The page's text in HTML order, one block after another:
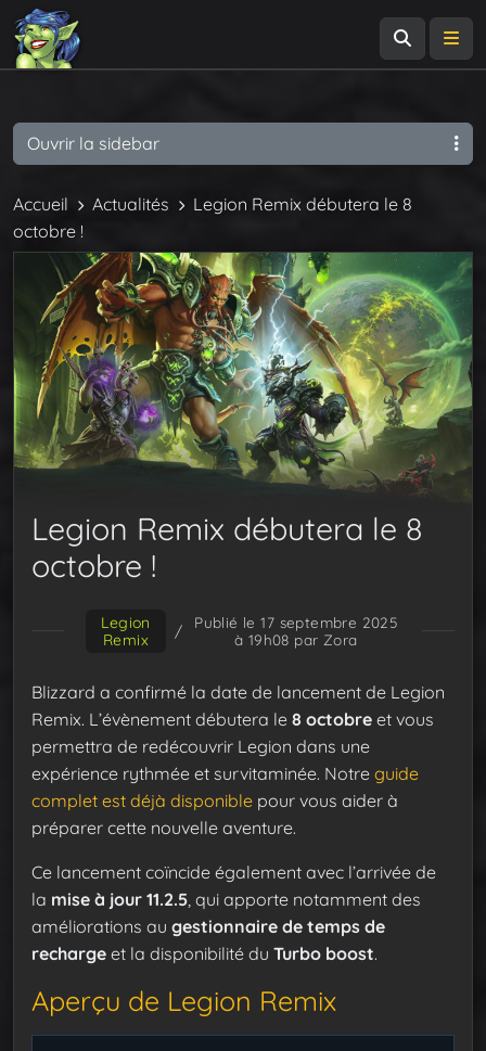
Accueil Actualités
Legion Remix débutera le 8
octobre !
Legion Remix débutera le 8
octobre !
Legion
Remix
/
Publié le 17 septembre 2025
à 19h08 par Zora
Blizzard a confirmé la date de lancement de Legion
Remix. L’évènement débutera le 8 octobre et vous
permettra de redécouvrir Legion dans une
expérience rythmée et survitaminée. Notre guide
complet est déjà disponible pour vous aider à
préparer cette nouvelle aventure.
Ce lancement coïncide également avec l’arrivée de
la mise à jour 11.2.5 , qui apporte notamment des
améliorations au gestionnaire de temps de
recharge et la disponibilité du Turbo boost.
Aperçu de Legion Remix
Ouvrir la sidebar